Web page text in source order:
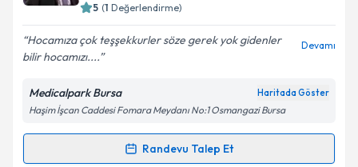
Kişisel verilerimin işlenmesine ilişkin
Aydınlatma
Metni'ni okudum ve kişisel verilerimin belirtilen
kapsamda işlenmesini kabul ediyorum.
5 (1 Değerlendirme)
Hocamıza çok teşşekkurler söze gerek yok gidenler
bilir hocamızı....
Devamı
Medicalpark Bursa Haritada Göster
Haşim İşcan Caddesi Fomara Meydanı No:1 Osmangazi Bursa
Randevu Talep Et
Randevu Takvimi Talebi